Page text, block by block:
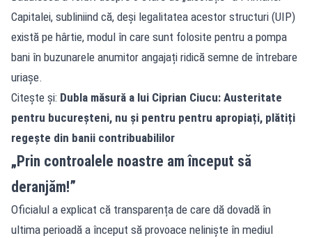
Capitalei, subliniind că, deși legalitatea acestor structuri (UIP)
există pe hârtie, modul în care sunt folosite pentru a pompa
bani în buzunarele anumitor angajați ridică semne de întrebare
uriașe.
Citește și: Dubla măsură a lui Ciprian Ciucu: Austeritate
pentru bucureșteni, nu și pentru pentru apropiați, plătiți
regește din banii contribuabililor
„Prin controalele noastre am început să
deranjăm!”
Oficialul a explicat că transparența de care dă dovadă în
ultima perioadă a început să provoace neliniște în mediul